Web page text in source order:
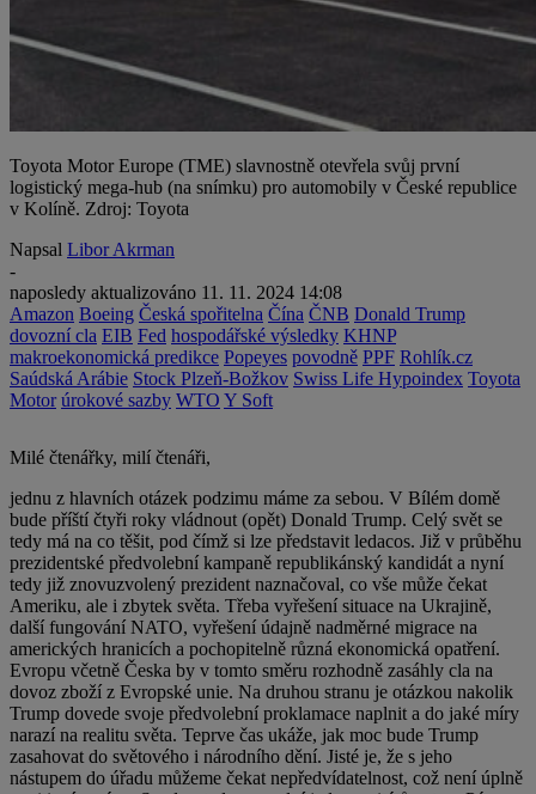
Toyota Motor Europe (TME) slavnostně otevřela svůj první
logistický mega-hub (na snímku) pro automobily v České republice
v Kolíně. Zdroj: Toyota
Napsal Libor Akrman
-
naposledy aktualizováno 11. 11. 2024 14:08
Amazon Boeing Česká spořitelna Čína ČNB Donald Trump
dovozní cla EIB Fed hospodářské výsledky KHNP
makroekonomická predikce Popeyes povodně PPF Rohlík.cz
Saúdská Arábie Stock Plzeň-Božkov Swiss Life Hypoindex Toyota
Motor úrokové sazby WTO Y Soft
Milé čtenářky, milí čtenáři,
jednu z hlavních otázek podzimu máme za sebou. V Bílém domě
bude příští čtyři roky vládnout (opět) Donald Trump. Celý svět se
tedy má na co těšit, pod čímž si lze představit ledacos. Již v průběhu
prezidentské předvolební kampaně republikánský kandidát a nyní
tedy již znovuzvolený prezident naznačoval, co vše může čekat
Ameriku, ale i zbytek světa. Třeba vyřešení situace na Ukrajině,
další fungování NATO, vyřešení údajně nadměrné migrace na
amerických hranicích a pochopitelně různá ekonomická opatření.
Evropu včetně Česka by v tomto směru rozhodně zasáhly cla na
dovoz zboží z Evropské unie. Na druhou stranu je otázkou nakolik
Trump dovede svoje předvolební proklamace naplnit a do jaké míry
narazí na realitu světa. Teprve čas ukáže, jak moc bude Trump
zasahovat do světového i národního dění. Jisté je, že s jeho
nástupem do úřadu můžeme čekat nepředvídatelnost, což není úplně